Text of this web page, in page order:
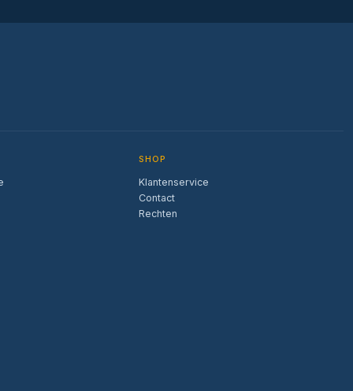
SHOP
Klantenservice
Contact
Rechten